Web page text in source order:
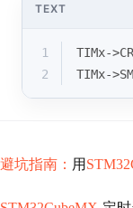
TEXT
1
TIMx-
2
TIMx-
避坑指南： 用